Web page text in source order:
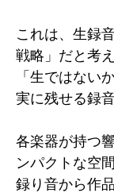
これは、生録
戦略」だと考
「生ではない
実に残せる録
各楽器が持つ
ンパクトな空
録り音から作